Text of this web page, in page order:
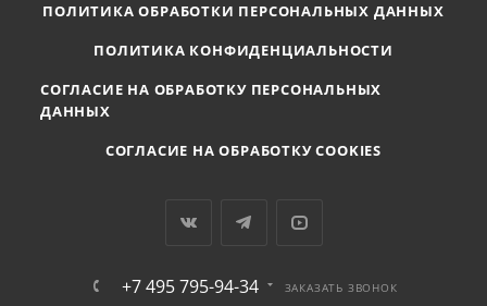
ПОЛИТИКА ОБРАБОТКИ ПЕРСОНАЛЬНЫХ ДАННЫХ
ПОЛИТИКА КОНФИДЕНЦИАЛЬНОСТИ
СОГЛАСИЕ НА ОБРАБОТКУ ПЕРСОНАЛЬНЫХ
ДАННЫХ
СОГЛАСИЕ НА ОБРАБОТКУ COOKIES
+7 495 795-94-34 ЗАКАЗАТЬ ЗВОНОК